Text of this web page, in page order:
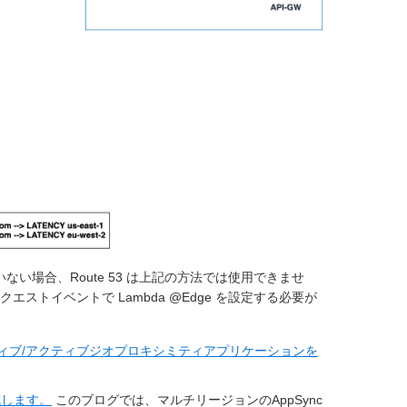
い場合、Route 53 は上記の方法では使用できませ
エストイベントで Lambda @Edge を設定する必要が
/アクティブジオプロキシミティアプリケーションを
ます。 このブログでは、マルチリージョンのAppSync